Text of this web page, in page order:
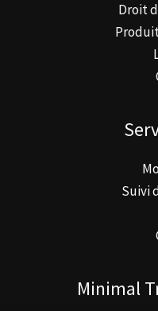
Droit
Suivi
Minimal